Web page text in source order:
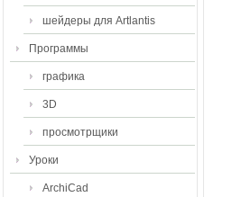
шейдеры для Artlantis
Программы
графика
3D
просмотрщики
Уроки
ArchiCad